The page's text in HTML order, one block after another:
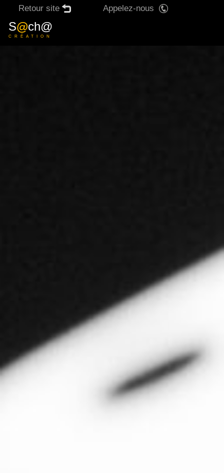
S@ch@
CRÉATION
Retour site Appelez-nous